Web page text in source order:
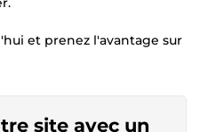
et prenez l'avantage sur
site avec un